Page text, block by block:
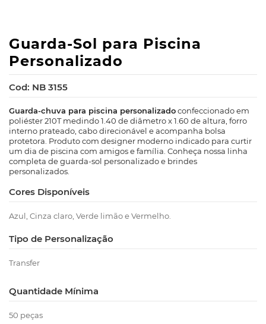
Guarda-Sol para Piscina
Personalizado
Cod: NB 3155
Guarda-chuva para piscina personalizadoconfeccionado em
poliéster 210T medindo 1.40 de diâmetro x 1.60 de altura, forro
interno prateado, cabo direcionável e acompanha bolsa
protetora. Produto com designer moderno indicado para curtir
um dia de piscina com amigos e família. Conheça nossa linha
completa de guarda-sol personalizado e brindes
personalizados.
Cores Disponíveis
Azul, Cinza claro, Verde limão e Vermelho.
Tipo de Personalização
Transfer
Quantidade Mínima
50 peças